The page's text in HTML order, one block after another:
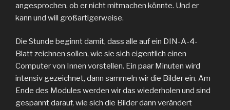
angesprochen, ob er nicht mitmachen könnte. Und er
kann und will großartigerweise.
Die Stunde beginnt damit, dass alle auf ein DIN-A-4-
Blatt zeichnen sollen, wie sie sich eigentlich einen
Computer von Innen vorstellen. Ein paar Minuten wird
intensiv gezeichnet, dann sammeln wir die Bilder ein. Am
Ende des Modules werden wir das wiederholen und sind
gespannt darauf, wie sich die Bilder dann verändert